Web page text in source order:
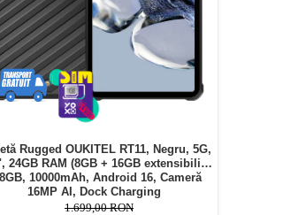
Rugged OUKITEL RT11, Negru, 5G,
24GB RAM (8GB + 16GB extensibili),
10000mAh, Android 16, Cameră
16MP AI, Dock Charging
1.699,00 RON